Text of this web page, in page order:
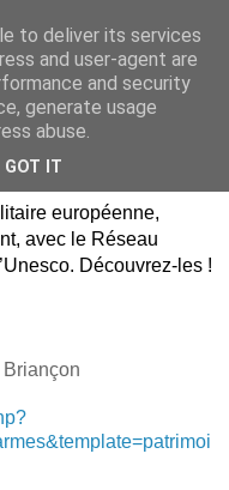
Hautes-
européenne,
avec le Réseau
Découvrez-les !
to deliver its services
and user-agent are
and security
generate usage
abuse.
GOT IT